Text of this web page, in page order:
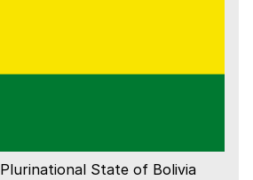
Plurinational State of Bolivia